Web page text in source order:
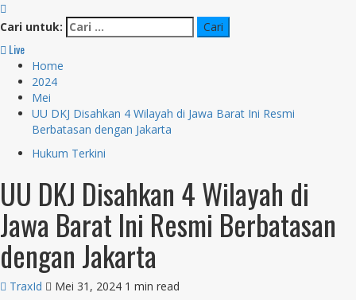
Cari untuk:
Live
Home
2024
Mei
UU DKJ Disahkan 4 Wilayah di Jawa Barat Ini Resmi
Berbatasan dengan Jakarta
Hukum Terkini
UU DKJ Disahkan 4 Wilayah di
Jawa Barat Ini Resmi Berbatasan
dengan Jakarta
TraxId Mei 31, 2024 1 min read